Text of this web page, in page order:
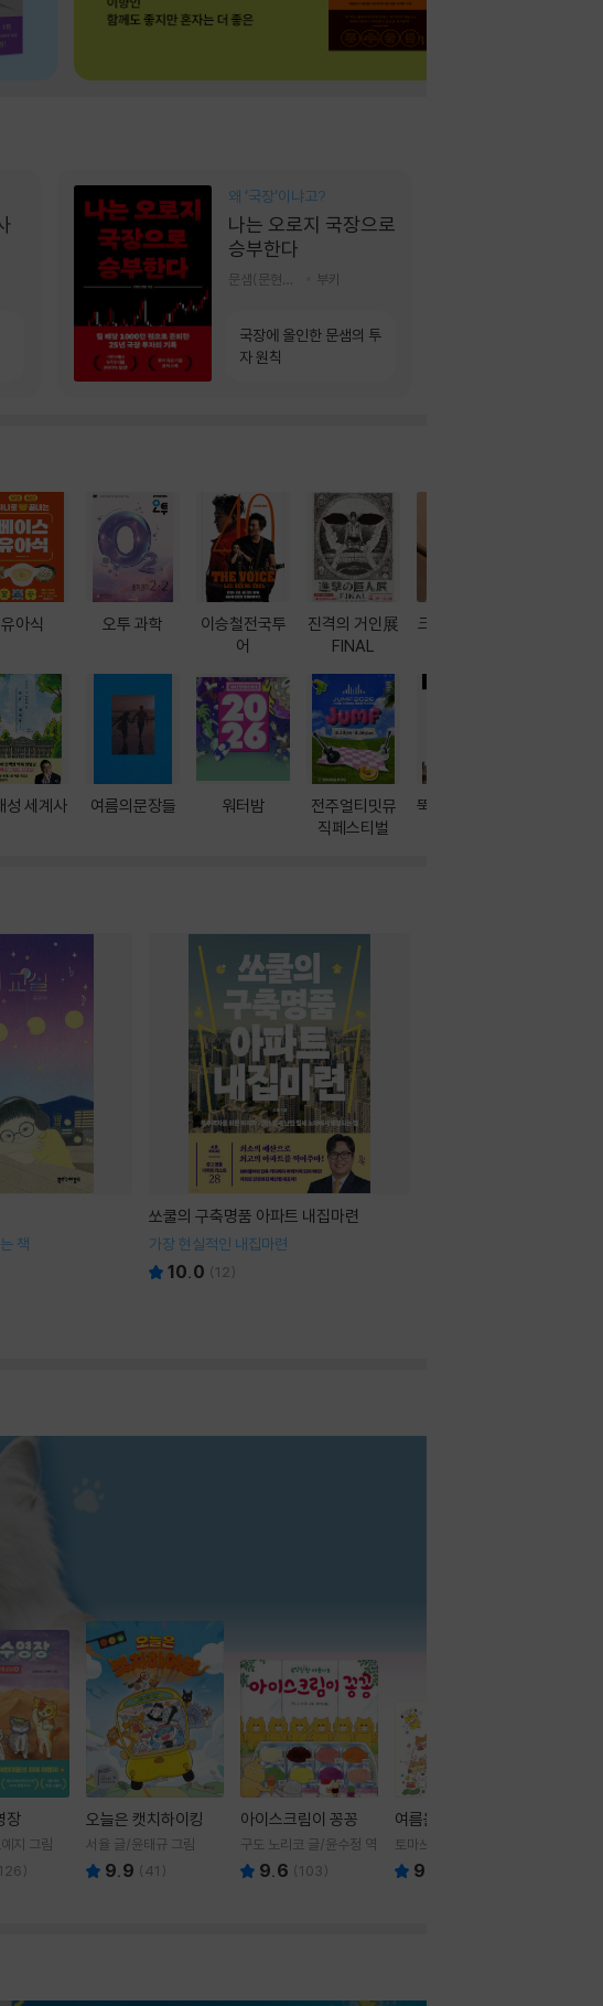
왜 ‘국장‘이냐고?
나는 오로지 국장으로
승부한다
부키
국장에 올인한 문샘의 투
자 원칙
유아식
성 세계사
오투 과학
여름의문장들
이승철전국투
어
워터밤
진격의 거인展
FINAL
전주얼티밋뮤
직페스티벌
크레마 이북 리
뚝딱! AI 3대장
책
쏘쿨의 구축명품 아파트 내집마련
가장 현실적인 내집마련
10.0 (12)
장
지 그림
126)
오늘은 캣치하이킹
서율 글/윤태규 그림
9.9 (41 )
아이스크림이 꽁꽁
구도 노리코 글/윤수정 역
9.6 (103)
여름을 부탁해
토마쓰리 글그림
9.8